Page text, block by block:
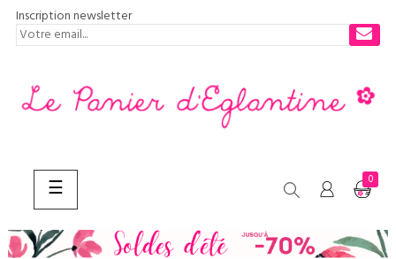
Inscription newsletter
Basculer
la
navigation
☰ 0